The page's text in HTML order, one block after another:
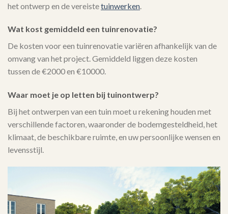
het ontwerp en de vereistetuinwerken
Wat kost gemiddeld een tuinrenovatie?
De kosten voor een tuinrenovatie variëren afhankelijk van de
omvang van het project. Gemiddeld liggen deze kosten
tussen de €2000 en €10000.
Waar moet je op letten bij tuinontwerp?
Bij het ontwerpen van een tuin moet u rekening houden met
verschillende factoren, waaronder de bodemgesteldheid, het
klimaat, de beschikbare ruimte, en uw persoonlijke wensen en
levensstijl.